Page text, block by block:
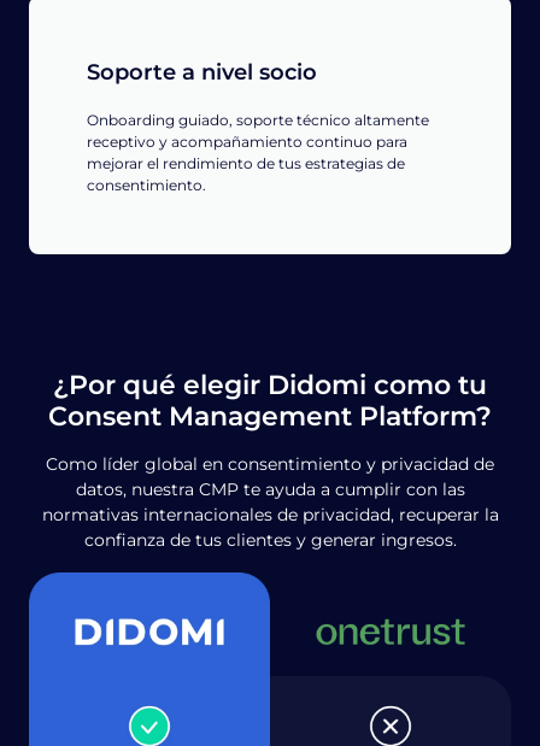
Soporte a nivel socio
Onboarding guiado, soporte técnico altamente
receptivo y acompañamiento continuo para
mejorar el rendimiento de tus estrategias de
consentimiento.
¿Por qué elegir Didomi como tu
Consent Management Platform?
Como líder global en consentimiento y privacidad de
datos, nuestra CMP te ayuda a cumplir con las
normativas internacionales de privacidad, recuperar la
confianza de tus clientes y generar ingresos.